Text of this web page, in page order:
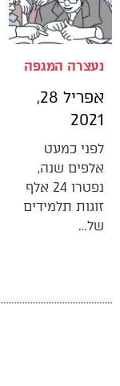
נעצרה המגפה
אפריל 28,
2021
לפני כמעט
אלפים שנה,
נפטרו 24 אלף
זוגות תלמידים
של…